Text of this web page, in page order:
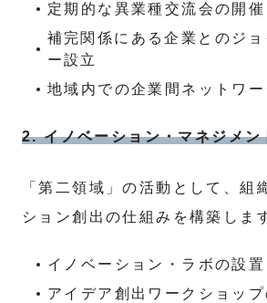
定期的な異業種交流会の開催
補完関係にある企業とのジ
ー設立
地域内での企業間ネットワ
2. イノベーション・マネジメン
「第二領域」の活動として、組
ション創出の仕組みを構築しま
イノベーション・ラボの設置
アイデア創出ワークショッ